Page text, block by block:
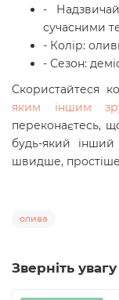
-
сучасними
- Колір:
- Сезон:
Скористайтеся
яким іншим
переконаєтесь,
будь-який інший
швидше,
олива
Зверніть увагу